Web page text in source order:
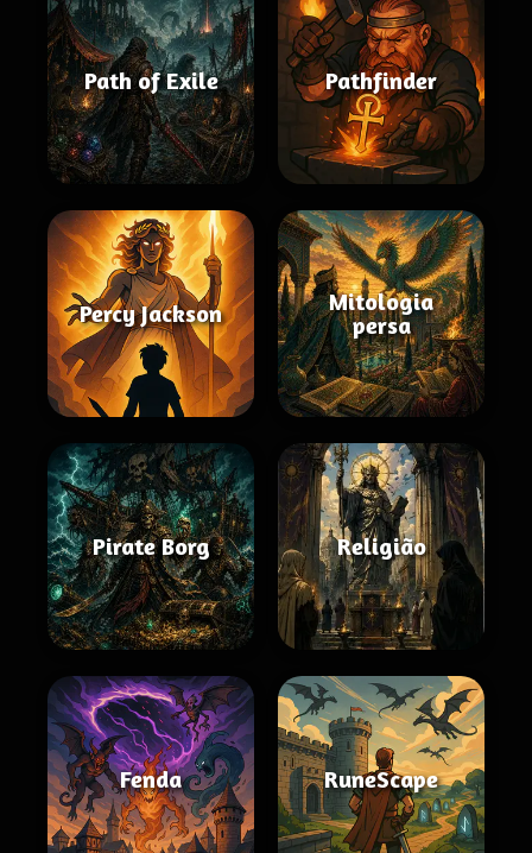
Path of Exile Pathfinder
Percy Jackson
Mitologia
persa
Pirate Borg Religião
Fenda RuneScape